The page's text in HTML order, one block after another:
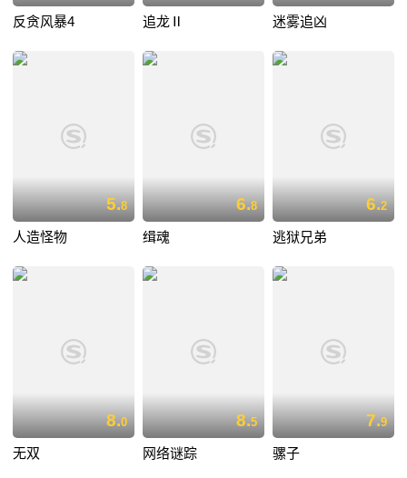
反贪风暴4 追龙Ⅱ 迷雾追凶
5.8
人造怪物
6.8
缉魂
6.2
逃狱兄弟
8.0
无双
8.5
网络谜踪
7.9
骡子